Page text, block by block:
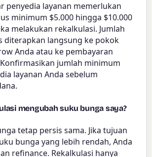
penyedia layanan memerlukan
minimum $5.000 hingga $10.000
melakukan rekalkulasi. Jumlah
diterapkan langsung ke pokok
Anda atau ke pembayaran
jumlah minimum
layanan Anda sebelum
mengubah suku bunga saya?
tetap persis sama. Jika tujuan
bunga yang lebih rendah, Anda
refinance. Rekalkulasi hanya